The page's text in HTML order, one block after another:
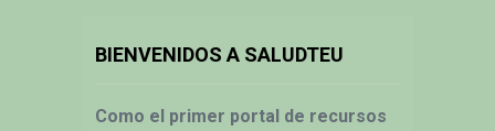
BIENVENIDOS A SALUDTEU
Como el primer portal de recursos